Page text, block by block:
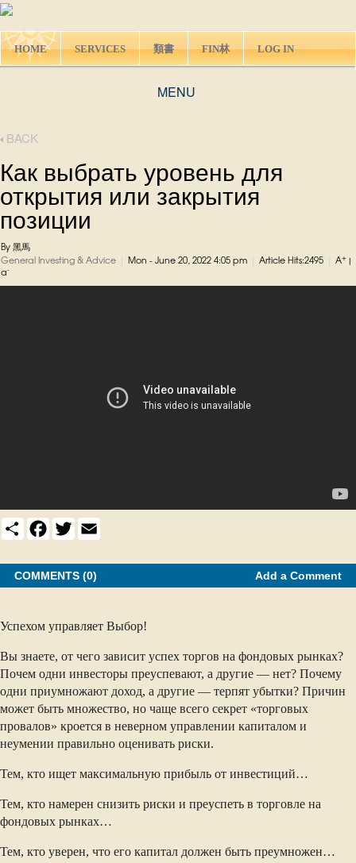
HOME SERVICES 類書 FIN林 LOG IN
MENU
BACK
Как выбрать уровень для
открытия или закрытия
позиции
By 黑馬
General Investing & Advice
Mon - June 20, 2022 4:05 pm Article Hits:2495 A+
a-
S
h
r
F
a
e
b
o
T
w
t
t
e
E
m
i
l
COMMENTS (0) Add a Comment
Успехом управляет Выбор!
Вы знаете, от чего зависит успех торгов на фондовых рынках?
Почем одни инвесторы преуспевают, а другие — нет? Почему
одни приумножают доход, а другие — терпят убытки? Причин
может быть множество, но чаще всего секрет «торговых
провалов» кроется в неверном управлении капиталом и
неумении правильно оценивать риски.
Тем, кто ищет максимальную прибыль от инвестиций…
Тем, кто намерен снизить риски и преуспеть в торговле на
фондовых рынках…
Тем, кто уверен, что его капитал должен быть преумножен…